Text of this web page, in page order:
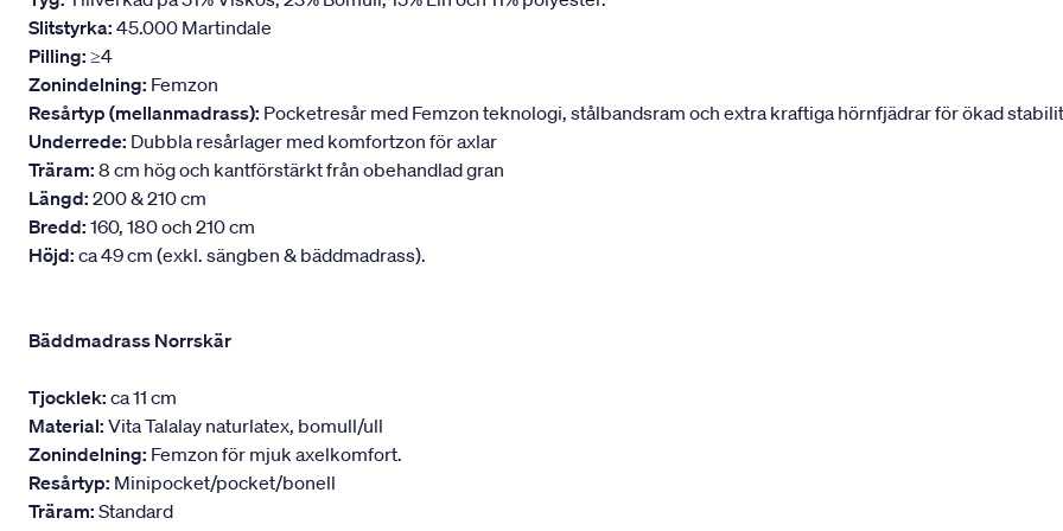
Slitstyrka: 45.000 Martindale
Pilling: ≥4
Zonindelning: Femzon
Resårtyp (mellanmadrass): Pocketresår med Femzon teknologi, stålbandsram och extra kraftiga hörnfjädrar för ökad
Underrede: Dubbla resårlager med komfortzon för axlar
Träram: 8 cm hög och kantförstärkt från obehandlad gran
Längd: 200 & 210 cm
Bredd: 160, 180 och 210 cm
Höjd: ca 49 cm (exkl. sängben & bäddmadrass).
Bäddmadrass Norrskär
Tjocklek: ca 11 cm
Material: Vita Talalay naturlatex, bomull/ull
Zonindelning: Femzon för mjuk axelkomfort.
Resårtyp: Minipocket/pocket/bonell
Träram: Standard